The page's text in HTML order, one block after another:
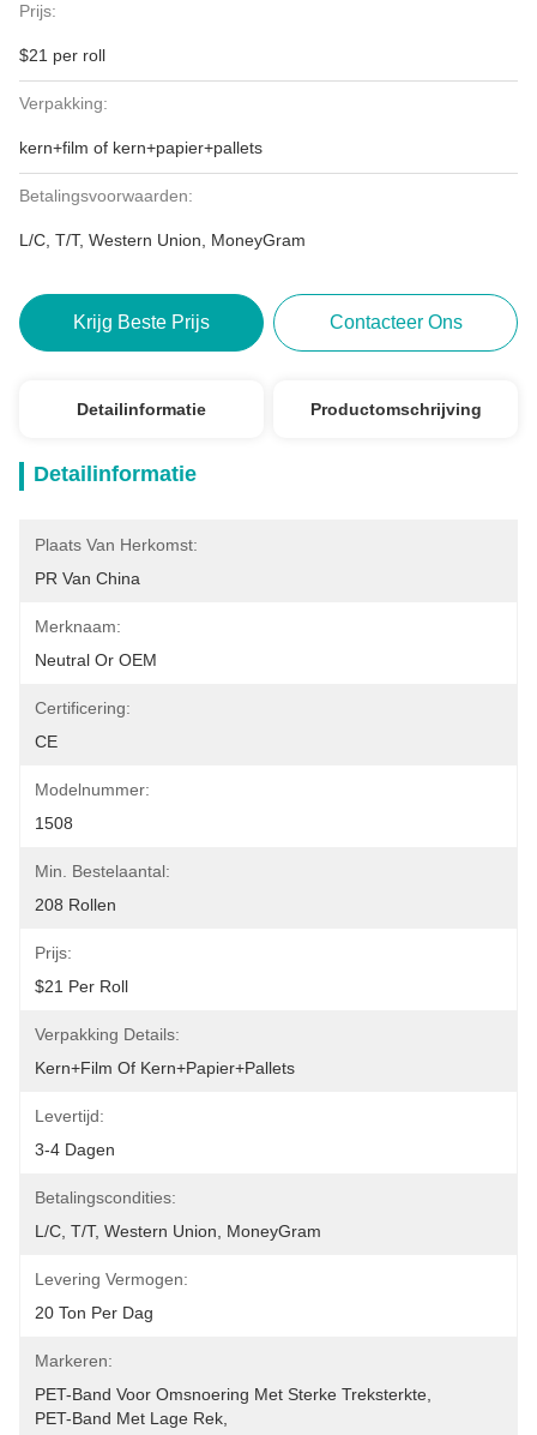
Prijs:
$21 per roll
Verpakking:
kern+film of kern+papier+pallets
Betalingsvoorwaarden:
L/C, T/T, Western Union, MoneyGram
Krijg Beste Prijs Contacteer Ons
Detailinformatie Productomschrijving
Detailinformatie
Plaats Van Herkomst:
PR Van China
Merknaam:
Neutral Or OEM
Certificering:
CE
Modelnummer:
1508
Min. Bestelaantal:
208 Rollen
Prijs:
$21 Per Roll
Verpakking Details:
Kern+film Of Kern+papier+pallets
Levertijd:
3-4 Dagen
Betalingscondities:
L/C, T/T, Western Union, MoneyGram
Levering Vermogen:
20 Ton Per Dag
Markeren:
PET-Band Voor Omsnoering Met Sterke Treksterkte
PET-Band Met Lage Rek